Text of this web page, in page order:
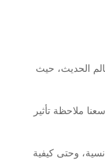
الحديث، حيث
ملاحظة تأثير
وحتى كيفية